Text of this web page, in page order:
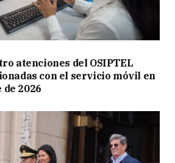
atenciones del OSIPTEL
con el servicio móvil en
2026